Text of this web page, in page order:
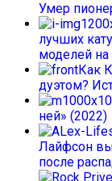
Умер
лучших
моделей
Как
дуэтом?
ней» (2022)
Лайфсон
после